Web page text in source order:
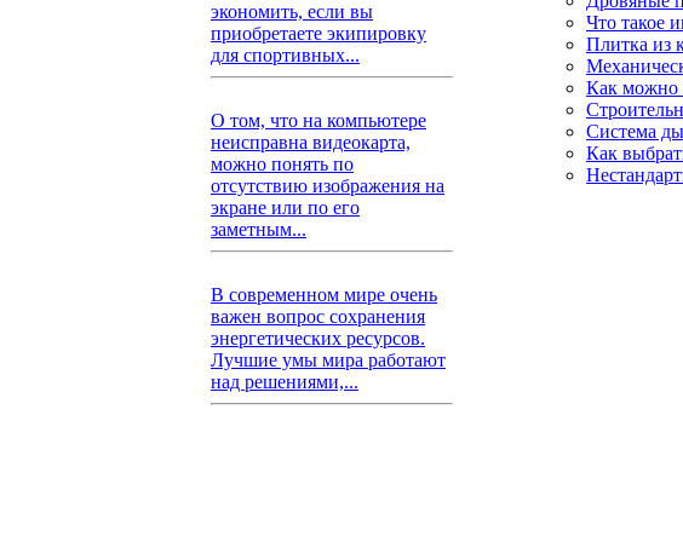
экономить, если вы
приобретаете экипировку
для спортивных...
О том, что на компьютере
неисправна видеокарта,
можно понять по
отсутствию изображения на
экране или по его
заметным...
В современном мире очень
важен вопрос сохранения
энергетических ресурсов.
Лучшие умы мира работают
над решениями,...
Что такое
Плитка из
Как можно
Система
Как